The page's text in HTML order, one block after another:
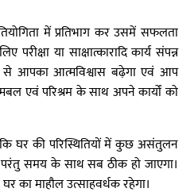
में प्रतिभाग कर उसमें सफलता
या साक्षात्कारादि कार्य संपन्न
से आपका आत्मविश्वास बढ़ेगा एवं आप
एवं परिश्रम के साथ अपने कार्यों को
घर की परिस्थितियों में कुछ असंतुलन
समय के साथ सब ठीक हो जाएगा।
माहौल उत्साहवर्धक रहेगा।